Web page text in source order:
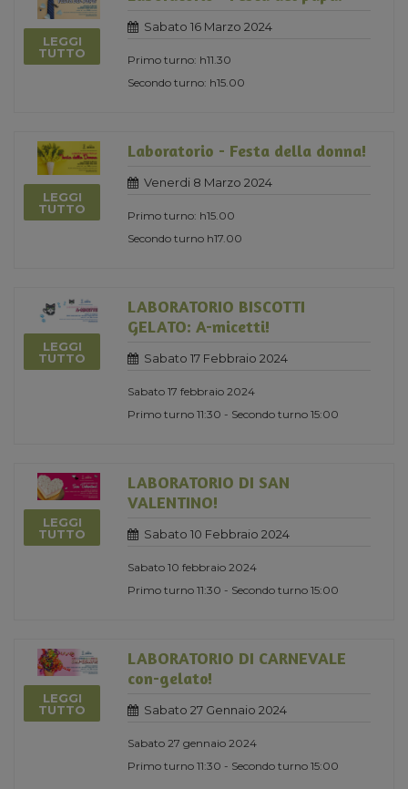
LEGGI
TUTTO
Sabato 16 Marzo 2024
Primo turno: h11.30
Secondo turno: h15.00
LEGGI
TUTTO
Laboratorio - Festa della donna!
Venerdi 8 Marzo 2024
Primo turno: h15.00
Secondo turno h17.00
LEGGI
TUTTO
LABORATORIO BISCOTTI
GELATO: A-micetti!
Sabato 17 Febbraio 2024
Sabato 17 febbraio 2024
Primo turno 11:30 - Secondo turno 15:00
LEGGI
TUTTO
LABORATORIO DI SAN
VALENTINO!
Sabato 10 Febbraio 2024
Sabato 10 febbraio 2024
Primo turno 11:30 - Secondo turno 15:00
LEGGI
TUTTO
LABORATORIO DI CARNEVALE
con-gelato!
Sabato 27 Gennaio 2024
Sabato 27 gennaio 2024
Primo turno 11:30 - Secondo turno 15:00